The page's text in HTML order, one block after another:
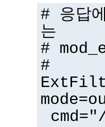
# 응답
는
#
#